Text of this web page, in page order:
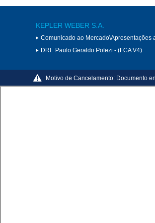
KEPLER WEBER S.A.
Comunicado ao Mercado\Apresentações
DRI: Paulo Geraldo Polezi - (FCA V4)
Motivo de Cancelamento: Documento